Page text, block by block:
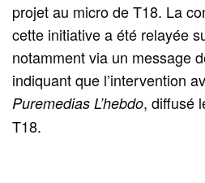
projet au micro de T18. La
cette initiative a été relayée
notamment via un message
indiquant que l’intervention
Puremedias L’hebdo, diffusé
T18.